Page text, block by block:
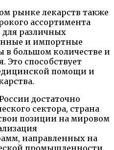
рынке лекарств также
ассортимента
для различных
и импортные
в большом количестве и
Это способствует
помощи и
достаточно
сектора, страна
позиции на мировом
направленных на
промышленности,